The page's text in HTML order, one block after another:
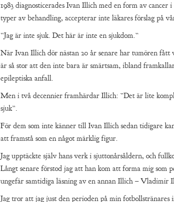
1983 diagnosticerades Ivan Illich med en form av cancer
typer av behandling, accepterar inte läkares förslag på
”Jag är inte sjuk. Det här är inte en sjukdom.”
När Ivan Illich dör nästan 20 år senare har tumören fått
är så stor att den inte bara är smärtsam, ibland
epileptiska anfall.
Men i två decennier framhärdar Illich: ”Det är lite
sjuk”.
För dem som inte känner till Ivan Illich sedan tidigare
att framstå som en något märklig figur.
Jag upptäckte själv hans verk i sjuttonårsåldern, och
Långt senare förstod jag att han kom att forma mig som
ungefär samtidiga läsning av en annan Illich – Vladimir
Jag tror att jag just den perioden på min